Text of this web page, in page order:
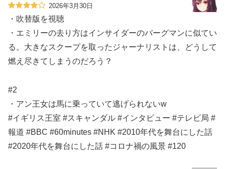
2026年3月30日
・吹替版を視聴
・エミリーの去り方はインサイダーのバーグマンに似てい
る。大きなスクープを取ったジャーナリストは、どうして
燃え尽きてしまうのだろう？
#2
・アン王女は馬に乗っていて逃げられないw
#イギリス王室 #スキャンダル #インタビュー #テレビ局 #
報道 #BBC #60minutes #NHK #2010年代を舞台にした話
#2020年代を舞台にした話 #コロナ禍の風景 #120